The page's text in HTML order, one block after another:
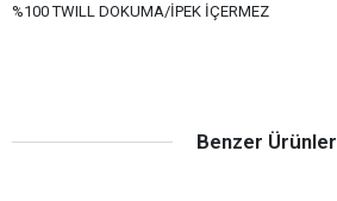
%100 TWILL DOKUMA/İPEK İÇERMEZ
Benzer Ürünler